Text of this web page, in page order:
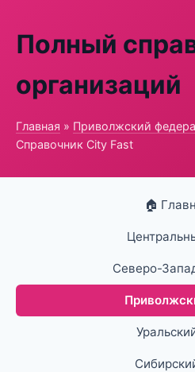
Полный
организаций
Главная » Приволжский
Справочник City Fast
🏠
Северо-